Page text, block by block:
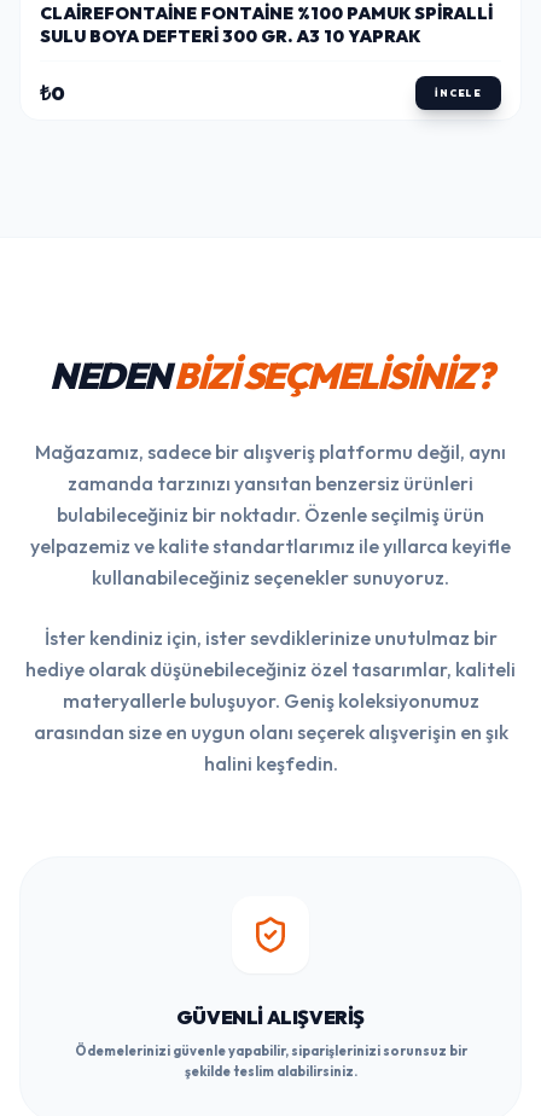
CLAIREFONTAINE FONTAINE %100 PAMUK SPIRALLI
SULU BOYA DEFTERI 300 GR. A3 10 YAPRAK
₺0 İNCELE
NEDENBİZİ SEÇMELİSİNİZ?
Mağazamız, sadece bir alışveriş platformu değil, aynı
zamanda tarzınızı yansıtan benzersiz ürünleri
bulabileceğiniz bir noktadır. Özenle seçilmiş ürün
yelpazemiz ve kalite standartlarımız ile yıllarca keyifle
kullanabileceğiniz seçenekler sunuyoruz.
İster kendiniz için, ister sevdiklerinize unutulmaz bir
hediye olarak düşünebileceğiniz özel tasarımlar, kaliteli
materyallerle buluşuyor. Geniş koleksiyonumuz
arasından size en uygun olanı seçerek alışverişin en şık
halini keşfedin.
GÜVENLI ALIŞVERIŞ
Ödemelerinizi güvenle yapabilir, siparişlerinizi sorunsuz bir
şekilde teslim alabilirsiniz.